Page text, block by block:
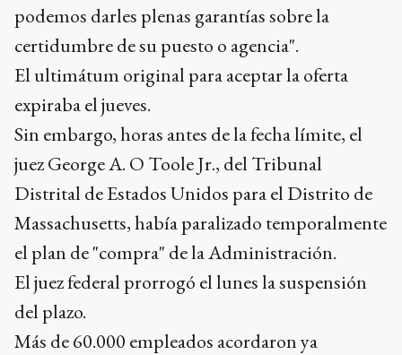
podemos darles plenas garantías sobre la
certidumbre de su puesto o agencia".
El ultimátum original para aceptar la oferta
expiraba el jueves.
Sin embargo, horas antes de la fecha límite, el
juez George A. O Toole Jr., del Tribunal
Distrital de Estados Unidos para el Distrito de
Massachusetts, había paralizado temporalmente
el plan de "compra" de la Administración.
El juez federal prorrogó el lunes la suspensión
del plazo.
Más de 60.000 empleados acordaron ya